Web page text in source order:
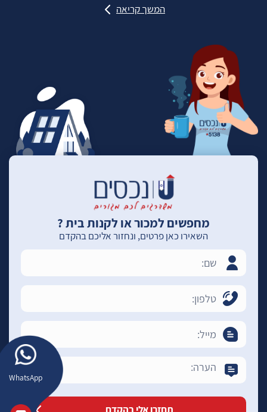
WhatsApp
המשך קריאה
מחפשים למכור או לקנות בית ?
השאירו כאן פרטים, ונחזור אליכם בהקדם